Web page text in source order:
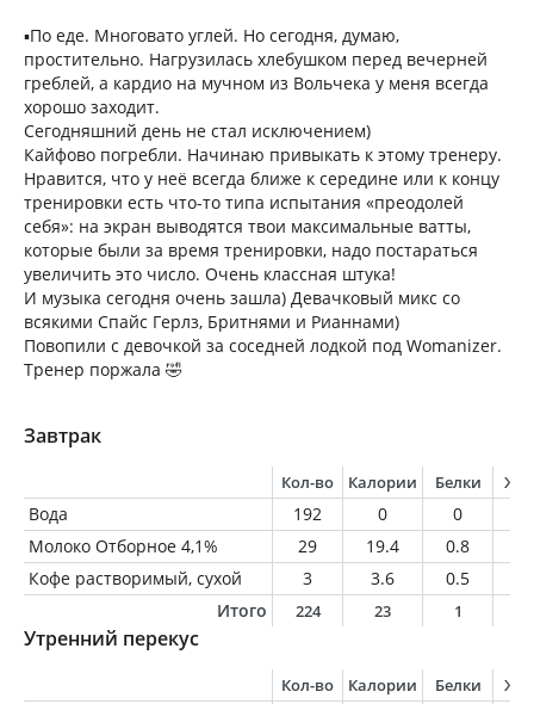
▪️По еде. Многовато углей. Но сегодня, думаю,
простительно. Нагрузилась хлебушком перед вечерней
греблей, а кардио на мучном из Вольчека у меня всегда
хорошо заходит.
Сегодняшний день не стал исключением)
Кайфово погребли. Начинаю привыкать к этому тренеру.
Нравится, что у неё всегда ближе к середине или к концу
тренировки есть что-то типа испытания «преодолей
себя»: на экран выводятся твои максимальные ватты,
которые были за время тренировки, надо постараться
увеличить это число. Очень классная штука!
И музыка сегодня очень зашла) Девачковый микс со
всякими Спайс Герлз, Бритнями и Рианнами)
Повопили с девочкой за соседней лодкой под Womanizer.
Тренер поржала 🤣
Завтрак
Кол-во Калории Белки
Вода 192 0 0
Молоко Отборное 4,1%
29 19.4 0.8
Кофе растворимый, сухой
3 3.6 0.5
Итого
224 23 1
Утренний перекус
Кол-во Калории Белки